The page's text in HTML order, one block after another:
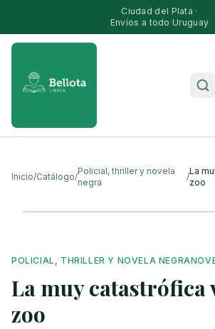
Ciudad del Plata ·
Envíos a todo Uruguay
Inicio/Catálogo/
Policial, thriller y novela
negra
/
La
zoo
POLICIAL, THRILLER Y NOVELA NEGRA
La muy catastrófica
zoo